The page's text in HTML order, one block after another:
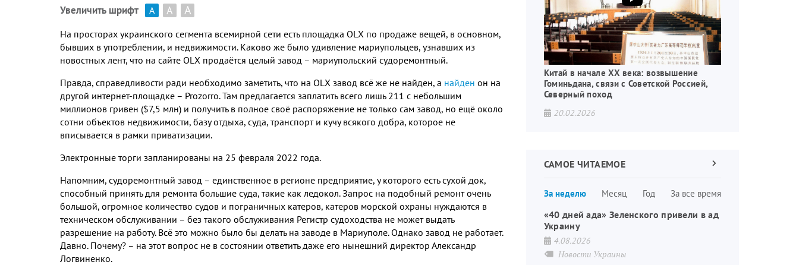
Увеличить шрифт А А А
На просторах украинского сегмента всемирной сети есть площадка ОLХ по продаже вещей, в основном,
бывших в употреблении, и недвижимости. Каково же было удивление мариупольцев, узнавших из
новостных лент, что на сайте ОLХ продаётся целый завод – мариупольский судоремонтный.
Правда, справедливости ради необходимо заметить, что на ОLХ завод всё же не найден, а найден он на
другой интернет-площадке – Prozorro. Там предлагается заплатить всего лишь 211 с небольшим
миллионов гривен ($7,5 млн) и получить в полное своё распоряжение не только сам завод, но ещё около
сотни объектов недвижимости, базу отдыха, суда, транспорт и кучу всякого добра, которое не
вписывается в рамки приватизации.
Электронные торги запланированы на 25 февраля 2022 года.
Напомним, судоремонтный завод – единственное в регионе предприятие, у которого есть сухой док,
способный принять для ремонта большие суда, такие как ледокол. Запрос на подобный ремонт очень
большой, огромное количество судов и пограничных катеров, катеров морской охраны нуждаются в
техническом обслуживании – без такого обслуживания Регистр судоходства не может выдать
разрешение на работу. Всё это можно было бы делать на заводе в Мариуполе. Однако завод не работает.
Давно. Почему? – на этот вопрос не в состоянии ответить даже его нынешний директор Александр
Логвиненко.
Китай в начале XX века: возвышение
Гоминьдана, связи с Советской Россией,
Северный поход
20.02.2026
САМОЕ ЧИТАЕМОЕ
За неделю Месяц Год За все времястраниц
Следующая
«40 дней ада» Зеленского привели в ад
Украину
4.08.2026
Новости Украины